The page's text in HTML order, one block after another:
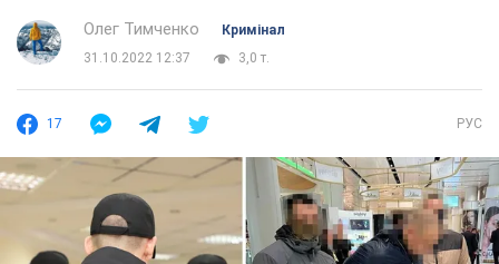
Олег Тимченко
Кримінал
31.10.2022 12:37
3,0 т.
17 РУС